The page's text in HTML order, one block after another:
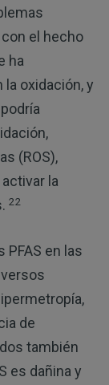
el hecho
ha
la oxidación, y
(ROS),
la
22
PFAS en las
de
también
es dañina y